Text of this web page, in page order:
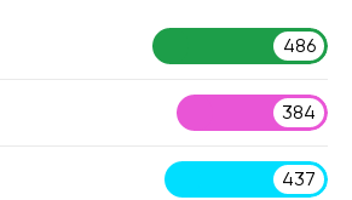
486
384
437